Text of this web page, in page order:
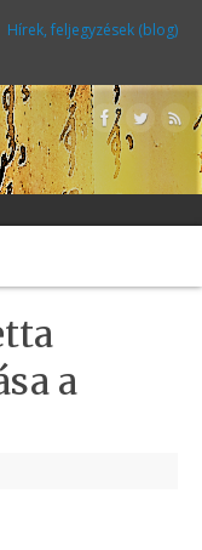
Hírek, feljegyzések (blog)
a